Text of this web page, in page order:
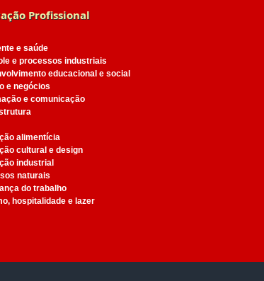
Profissional
e saúde
e processos industriais
educacional e social
e negócios
e comunicação
alimentícia
cultural e design
industrial
naturais
do trabalho
hospitalidade e lazer